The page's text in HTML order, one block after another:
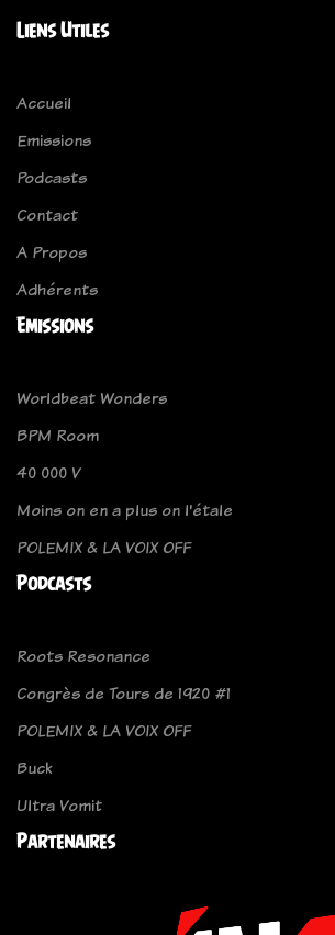
Liens Utiles
Accueil
Emissions
Podcasts
Contact
A Propos
Adhérents
Emissions
Worldbeat Wonders
BPM Room
40 000 V
Moins on en a plus on l'étale
POLEMIX & LA VOIX OFF
Podcasts
Roots Resonance
Congrès de Tours de 1920 #1
POLEMIX & LA VOIX OFF
Buck
Ultra Vomit
Partenaires